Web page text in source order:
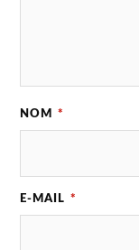
NOM *
E-MAIL *